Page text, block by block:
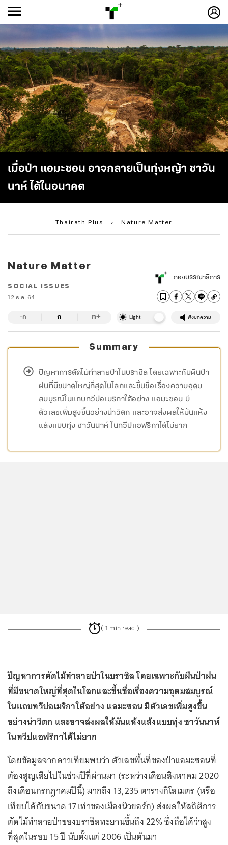
เมื่อป่า แอมะซอน อาจกลายเป็นทุ่งหญ้า ซาวัน
นาห์ ได้ในอนาคต
Thairath Plus › Nature Matter
-ก
Nature Matter
SOCIAL ISSUES
12 ธ.ค. 64
กองบรรณาธิการ
-ก ก ก+ Light ฟังบทความ
Summary
ปัญหาการตัดไม้ทำลายป่าในบราซิล โดยเฉพาะกับผืนป่า
ฝนที่มีขนาดใหญ่ที่สุดในโลกและขึ้นชื่อเรื่องความอุดม
สมบูรณ์ในแถบทวีปอเมริกาใต้อย่าง แอมะซอน มี
ตัวเลขเพิ่มสูงขึ้นอย่างน่าวิตก และอาจส่งผลให้มันแห้ง
แล้งแบบทุ่ง ซาวันนาห์ ในทวีปแอฟริกาได้ไม่ยาก
...
( 1 min read )
ปัญหาการตัดไม้ทำลายป่าในบราซิล โดยเฉพาะกับผืนป่าฝน
ที่มีขนาดใหญ่ที่สุดในโลกและขึ้นชื่อเรื่องความอุดมสมบูรณ์
ในแถบทวีปอเมริกาใต้อย่าง แอมะซอน มีตัวเลขเพิ่มสูงขึ้น
อย่างน่าวิตก และอาจส่งผลให้มันแห้งแล้งแบบทุ่ง ซาวันนาห์
ในทวีปแอฟริกาได้ไม่ยาก
โดยข้อมูลจากดาวเทียมพบว่า ตัวเลขพื้นที่ของป่าแอมะซอนที่
ต้องสูญเสียไปในช่วงปีที่ผ่านมา (ระหว่างเดือนสิงหาคม 2020
ถึงเดือนกรกฎาคมปีนี้) มากถึง 13,235 ตารางกิโลเมตร (หรือ
เทียบได้กับขนาด 17 เท่าของเมืองนิวยอร์ก) ส่งผลให้สถิติการ
ตัดไม้ทำลายป่าของบราซิลทะยานขึ้นถึง 22% ซึ่งถือได้ว่าสูง
ที่สุดในรอบ 15 ปี นับตั้งแต่ 2006 เป็นต้นมา